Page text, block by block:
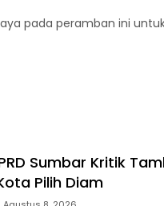
pada peramban ini
Sumbar Kritik
Pilih Diam